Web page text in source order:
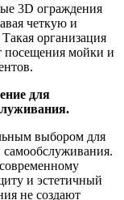
3D ограждения
четкую и
организация
посещения мойки и
для
выбором для
и эстетичный
не создают